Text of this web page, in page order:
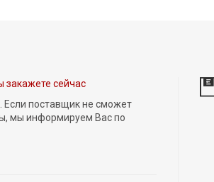
закажете сейчас
Если поставщик не сможет
мы информируем Вас по